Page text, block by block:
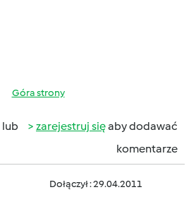
Góra strony
lub zarejestruj sięaby dodawać
komentarze
Dołączył : 29.04.2011